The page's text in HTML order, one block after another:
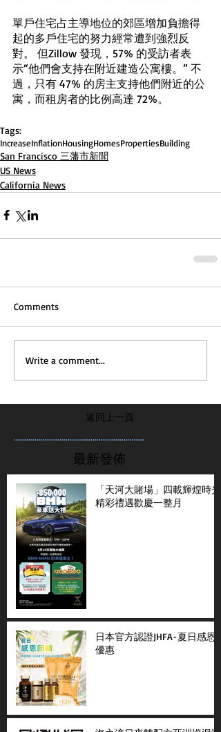
單戶住宅占主導地位的郊區增加負擔得
起的多戶住宅的努力經常遭到強烈反
對。 但Zillow 發現，57% 的受訪者表
示“他們會支持在附近建造公寓樓。” 不
過，只有 47% 的房主支持他們附近的公
寓，而租房者的比例高達 72%。
Tags:
IncreaseInflationHousingHomesPropertiesBuilding
San Francisco 三藩市新聞
US News
California News
Comments
Write a comment...
返回上一頁
...............................................................
最新發佈
「天河大賭場」四載輝煌時光
精彩禮遇歡慶一整月
日本官方認證JHFA-夏日感恩
優惠